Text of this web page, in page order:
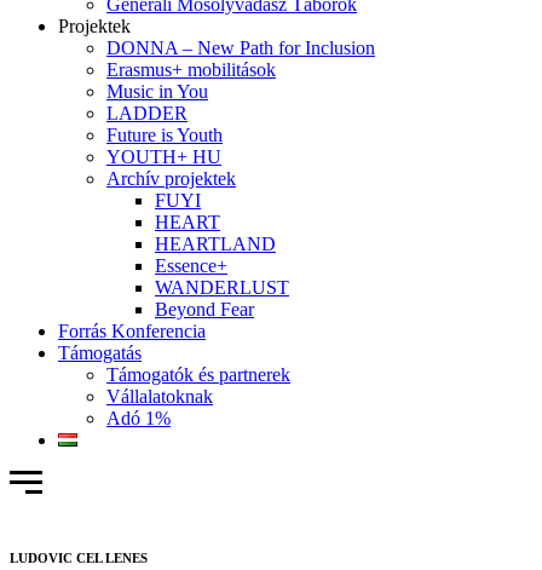
Generali Mosolyvadász Táborok
Projektek
DONNA – New Path for Inclusion
Erasmus+ mobilitások
Music in You
LADDER
Future is Youth
YOUTH+ HU
Archív projektek
FUYI
HEART
HEARTLAND
Essence+
WANDERLUST
Beyond Fear
Forrás Konferencia
Támogatás
Támogatók és partnerek
Vállalatoknak
Adó 1%
LUDOVIC CEL LENES